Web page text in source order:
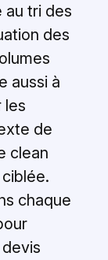
au tri des
des
aussi à
les
de
clean
chaque